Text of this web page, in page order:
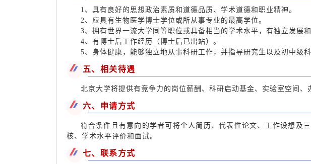
1、具有良好的思想政治素质和道德品质、学术道德和职业精神。
2、应具有生物医学博士学位或所从事专业的最高学位。
3、拥有世界一流大学同等职位或具备相当的学术水平，有独立发展
4、有博士后工作经历（博士后已出站）。
5、身体健康，能够独立地从事科研工作，并指导研究生以及初中级
五、相关待遇
北京大学将提供有竞争力的岗位薪酬、科研启动基金、实验室空间、
六、申请方式
符合条件且有意向的学者可将个人简历、代表性论文、工作设想及
核、学术水平评价和面试。
七、联系方式